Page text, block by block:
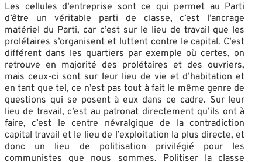
Les cellules d’entreprise sont ce qui permet au Parti
d’être un véritable parti de classe, c’est l’ancrage
matériel du Parti, car c’est sur le lieu de travail que les
prolétaires s’organisent et luttent contre le capital. C’est
différent dans les quartiers par exemple où certes, on
retrouve en majorité des prolétaires et des ouvriers,
mais ceux-ci sont sur leur lieu de vie et d’habitation et
en tant que tel, ce n’est pas tout à fait le même genre de
questions qui se posent à eux dans ce cadre. Sur leur
lieu de travail, c’est au patronat directement qu’ils ont à
faire, c’est le centre névralgique de la contradiction
capital travail et le lieu de l’exploitation la plus directe, et
donc un lieu de politisation privilégié pour les
communistes que nous sommes. Politiser la classe